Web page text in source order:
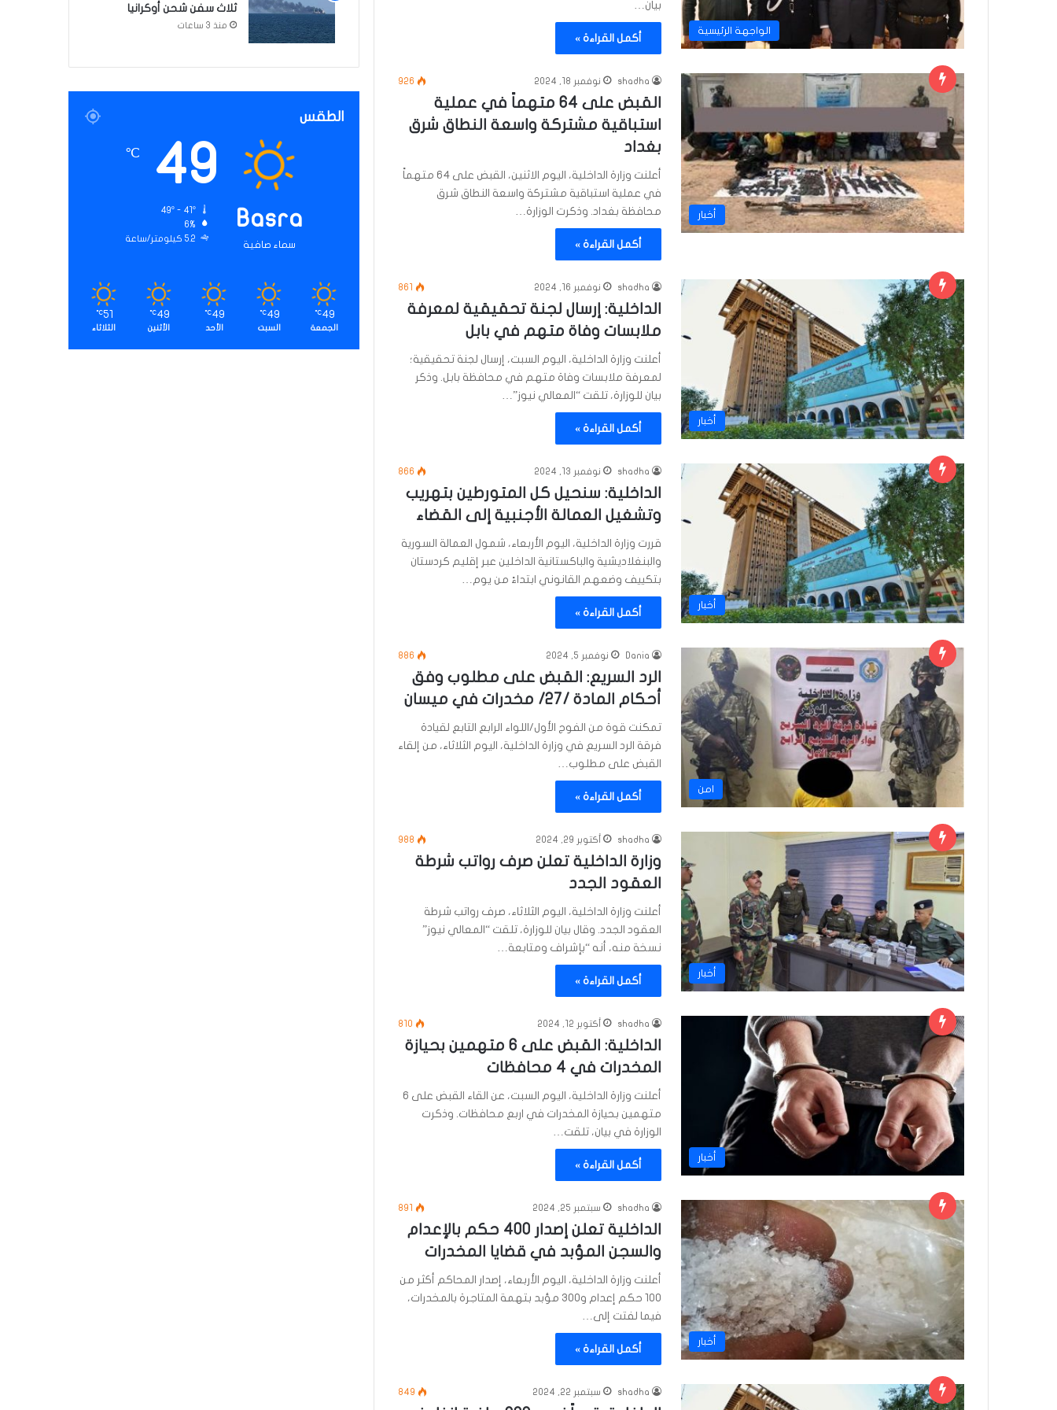
الواجهة الرئيسية
بيان…
أكمل القراءة »
أخبار
shadha نوفمبر 18, 2024 926
القبض على 64 متهماً في عملية
استباقية مشتركة واسعة النطاق شرق
بغداد
أعلنت وزارة الداخلية، اليوم الاثنين، القبض على 64 متهماً
في عملية استباقية مشتركة واسعة النطاق شرق
محافظة بغداد. وذكرت الوزارة…
أكمل القراءة »
أخبار
shadha نوفمبر 16, 2024 861
الداخلية: إرسال لجنة تحقيقية لمعرفة
ملابسات وفاة متهم في بابل
أعلنت وزارة الداخلية، اليوم السبت، إرسال لجنة تحقيقية؛
لمعرفة ملابسات وفاة متهم في محافظة بابل. وذكر
بيان للوزارة، تلقت “المعالي نيوز”…
أكمل القراءة »
أخبار
shadha نوفمبر 13, 2024 866
الداخلية: سنحيل كل المتورطين بتهريب
وتشغيل العمالة الأجنبية إلى القضاء
قررت وزارة الداخلية، اليوم الأربعاء، شمول العمالة السورية
والبنغلاديشية والباكستانية الداخلين عبر إقليم كردستان
بتكييف وضعهم القانوني ابتداءً من يوم…
أكمل القراءة »
امن
Dania نوفمبر 5, 2024 886
الرد السريع: القبض على مطلوب وفق
أحكام المادة /27/ مخدرات في ميسان
تمكنت قوة من الفوج الأول/اللواء الرابع التابع لقيادة
فرقة الرد السريع في وزارة الداخلية، اليوم الثلاثاء، من إلقاء
القبض على مطلوب…
أكمل القراءة »
أخبار
shadha أكتوبر 29, 2024 988
وزارة الداخلية تعلن صرف رواتب شرطة
العقود الجدد
أعلنت وزارة الداخلية، اليوم الثلاثاء، صرف رواتب شرطة
العقود الجدد. وقال بيان للوزارة، تلقت “المعالي نيوز”
نسخة منه، أنه “بإشراف ومتابعة…
أكمل القراءة »
أخبار
shadha أكتوبر 12, 2024 810
الداخلية: القبض على 6 متهمين بحيازة
المخدرات في 4 محافظات
أعلنت وزارة الداخلية، اليوم السبت، عن القاء القبض على 6
متهمين بحيازة المخدرات في اربع محافظات. وذكرت
الوزارة في بيان، تلقت…
أكمل القراءة »
أخبار
shadha سبتمبر 25, 2024 891
الداخلية تعلن إصدار 400 حكم بالإعدام
والسجن المؤبد في قضايا المخدرات
أعلنت وزارة الداخلية، اليوم الأربعاء، إصدار المحاكم أكثر من
100 حكم إعدام و300 مؤبد بتهمة المتاجرة بالمخدرات،
فيما لفتت إلى…
أكمل القراءة »
shadha سبتمبر 22, 2024 849
ثلاث سفن شحن أوكرانيا
منذ 3 ساعات
الطقس
Basra
سماء صافية
49
℃
6%
5.2 كيلومتر/ساعة
49
℃
الجمعة
49
℃
السبت
49
℃
الأحد
49
℃
الأثنين
51
℃
الثلاثاء